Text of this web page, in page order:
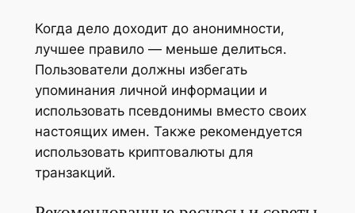
Когда дело доходит до анонимности,
лучшее правило — меньше делиться.
Пользователи должны избегать
упоминания личной информации и
использовать псевдонимы вместо своих
настоящих имен. Также рекомендуется
использовать криптовалюты для
транзакций.